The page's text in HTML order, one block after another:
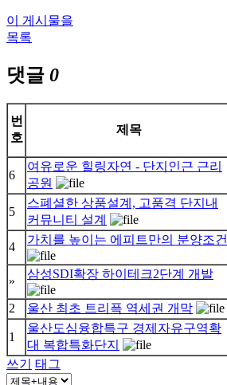
이 게시물을
목록
댓글 0
번
호
제목
6
여유로운 힐링자연 - 단지인근 근리
공원
5
스폐셜한 상품설계, 고품격 단지내
커뮤니티 설계
4
가치를 높이는 에피트만의 분양조건
»
삼성SDI확장 하이테크2단계 개발
2
울산 최초 트리픅 역세권 개막
1
울산도심융합특구 경제자유구역확
대 복합특화단지
쓰기
태그